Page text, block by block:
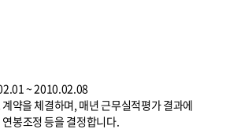
~ 2010.02.08
약을 체결하며, 매년 근무실적평가 결과에
봉조정 등을 결정합니다.